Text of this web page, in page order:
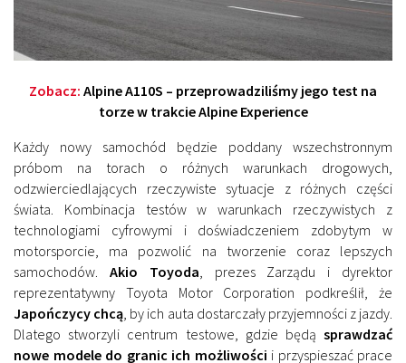
Zobacz: Alpine A110S – przeprowadziliśmy jego test na
torze w trakcie Alpine Experience
Każdy nowy samochód będzie poddany wszechstronnym
próbom na torach o różnych warunkach drogowych,
odzwierciedlających rzeczywiste sytuacje z różnych części
świata. Kombinacja testów w warunkach rzeczywistych z
technologiami cyfrowymi i doświadczeniem zdobytym w
motorsporcie, ma pozwolić na tworzenie coraz lepszych
samochodów. Akio Toyoda, prezes Zarządu i dyrektor
reprezentatywny Toyota Motor Corporation podkreślił, że
Japończycy chcą, by ich auta dostarczały przyjemności z jazdy.
Dlatego stworzyli centrum testowe, gdzie będą sprawdzać
nowe modele do granic ich możliwości i przyspieszać prace